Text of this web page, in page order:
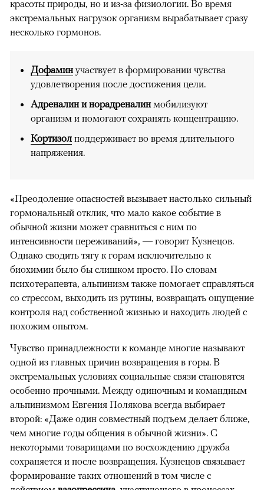
красоты природы, но и из-за физиологии. Во время
экстремальных нагрузок организм вырабатывает сразу
несколько гормонов.
Дофаминучаствует в формировании чувства
удовлетворения после достижения цели.
Адреналин и норадреналинмобилизуют
организм и помогают сохранять концентрацию.
Кортизол поддерживает во время длительного
напряжения.
«Преодоление опасностей вызывает настолько сильный
гормональный отклик, что мало какое событие в
обычной жизни может сравниться с ним по
интенсивности переживаний», — говорит Кузнецов.
Однако сводить тягу к горам исключительно к
биохимии было бы слишком просто. По словам
психотерапевта, альпинизм также помогает справляться
со стрессом, выходить из рутины, возвращать ощущение
контроля над собственной жизнью и находить людей с
похожим опытом.
Чувство принадлежности к команде многие называют
одной из главных причин возвращения в горы. В
экстремальных условиях социальные связи становятся
особенно прочными. Между одиночным и командным
альпинизмом Евгения Полякова всегда выбирает
второй: «Даже один совместный подъем делает ближе,
чем многие годы общения в обычной жизни». С
некоторыми товарищами по восхождению дружба
сохраняется и после возвращения. Кузнецов связывает
формирование таких отношений в том числе с